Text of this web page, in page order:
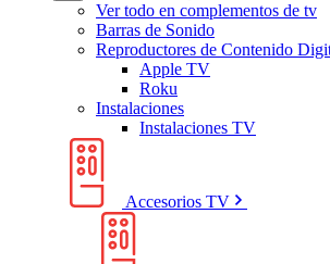
Ver todo en complementos de tv
Barras de Sonido
Reproductores de Contenido
Apple TV
Roku
Instalaciones
Instalaciones TV
Accesorios TV